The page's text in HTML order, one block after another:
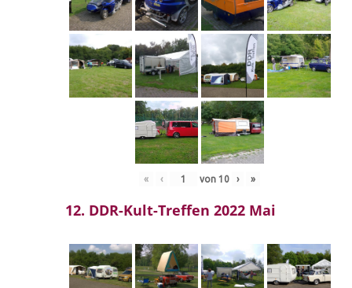
« ‹ von 10 › »
12. DDR-Kult-Treffen 2022 Mai